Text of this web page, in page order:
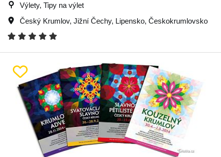
Výlety, Tipy na výlet
Český Krumlov, Jižní Čechy, Lipensko, Českokrumlovsko